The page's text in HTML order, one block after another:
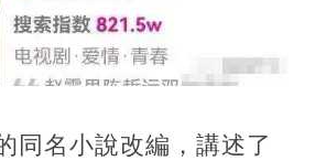
同名小說改編，講述了